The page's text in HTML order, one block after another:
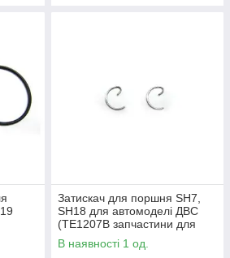
Затискач для поршня SH7,
SH18 для автомоделі ДВС
(TE1207B запчастини для
радіокерованих моделей
Himoto)
В наявності 1 од.